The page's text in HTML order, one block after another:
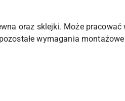
oraz sklejki. Może
wymagania